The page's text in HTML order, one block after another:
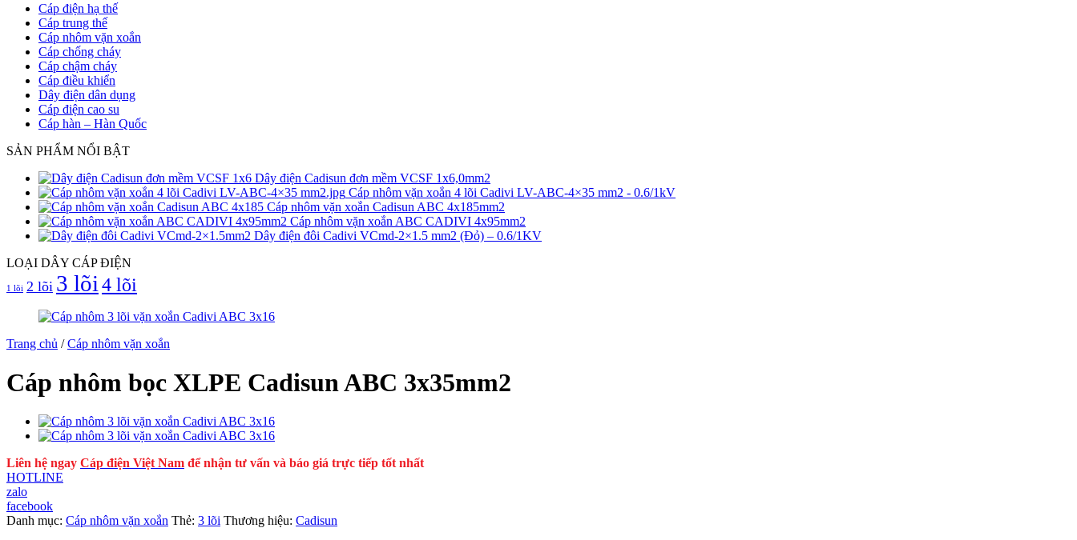
Cáp điện hạ thế
Cáp trung thế
Cáp nhôm vặn xoắn
Cáp chống cháy
Cáp chậm cháy
Cáp điều khiển
Dây điện dân dụng
Cáp điện cao su
Cáp hàn – Hàn Quốc
SẢN PHẨM NỔI BẬT
Dây điện Cadisun đơn mềm VCSF 1x6,0mm2
Cáp nhôm vặn xoắn 4 lõi Cadivi LV-ABC-4×35 mm2 - 0.6/1kV
Cáp nhôm vặn xoắn Cadisun ABC 4x185mm2
Cáp nhôm vặn xoắn ABC CADIVI 4x95mm2
Dây điện đôi Cadivi VCmd-2×1.5 mm2 (Đỏ) – 0.6/1KV
LOẠI DÂY CÁP ĐIỆN
1 lõi 2 lõi 3 lõi 4 lõi
Trang chủ / Cáp nhôm vặn xoắn
Cáp nhôm bọc XLPE Cadisun ABC 3x35mm2
Liên hệ ngay Cáp điện Việt Nam để nhận tư vấn và báo giá trực tiếp tốt nhất
HOTLINE
zalo
facebook
Danh mục: Cáp nhôm vặn xoắn Thẻ: 3 lõi Thương hiệu: Cadisun